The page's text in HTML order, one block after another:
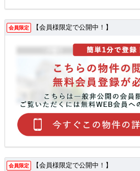
会員限定 【会員様限定で公開中！】
会員限定 【会員様限定で公開中！】